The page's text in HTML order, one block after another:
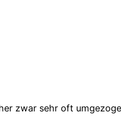
zwar sehr oft